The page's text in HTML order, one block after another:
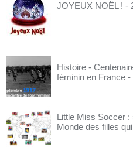
JOYEUX NOËL ! -
Histoire -
féminin en France -
Little Miss Soccer :
Monde des filles